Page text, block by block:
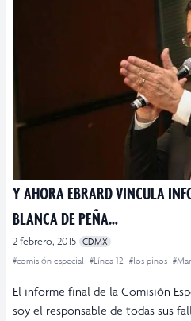
Y AHORA EBRARD VINCULA
BLANCA DE PEÑA…
2 febrero, 2015 CDMX
#comisión especial #Línea 12 #los pinos
El informe final de la Comisión
soy el responsable de todas sus